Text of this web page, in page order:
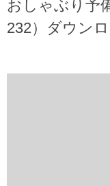
おしゃぶり予
232）ダウン